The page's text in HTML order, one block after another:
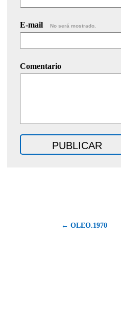
E-mail No será mostrado.
Comentario
← OLEO.1970